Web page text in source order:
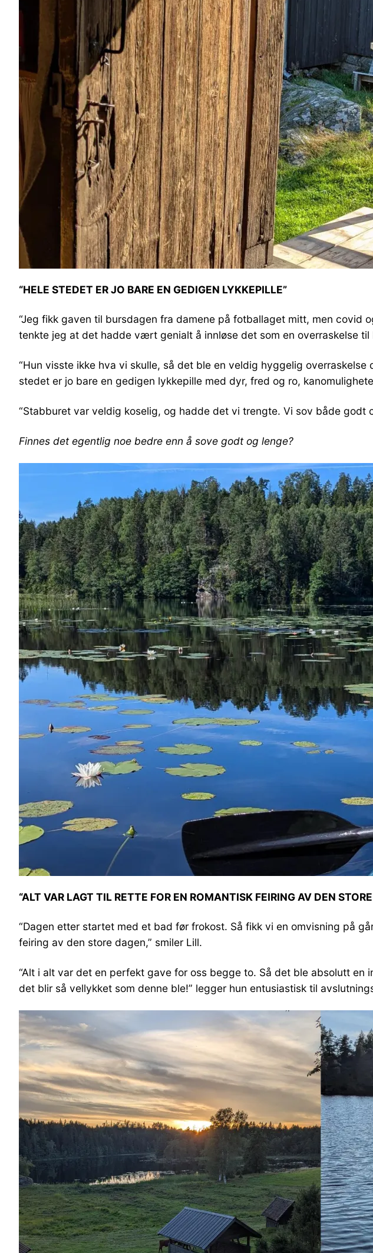
“HELE STEDET ER JO BARE EN GEDIGEN LYKKEPILLE”
“Jeg fikk gaven til bursdagen fra damene på fotballaget mitt, men
tenkte jeg at det hadde vært genialt å innløse det som en overraskelse til
“Hun visste ikke hva vi skulle, så det ble en veldig hyggelig
stedet er jo bare en gedigen lykkepille med dyr, fred og ro,
“Stabburet var veldig koselig, og hadde det vi trengte. Vi sov både godt
Finnes det egentlig noe bedre enn å sove godt og lenge?
“ALT VAR LAGT TIL RETTE FOR EN ROMANTISK FEIRING AV DEN
“Dagen etter startet med et bad før frokost. Så fikk vi en omvisning på
feiring av den store dagen,” smiler Lill.
“Alt i alt var det en perfekt gave for oss begge to. Så det ble absolutt
det blir så vellykket som denne ble!” legger hun entusiastisk til